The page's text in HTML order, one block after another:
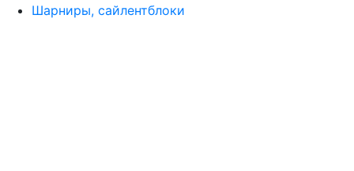
Шарниры, сайлентблоки